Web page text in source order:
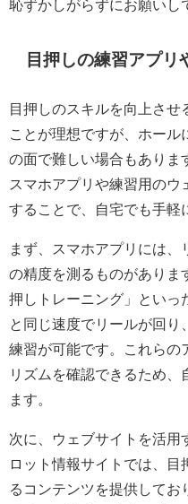
恥ずかしがらずにお願いし
目押しの練習アプリ
目押しのスキルを向上さ
ことが理想ですが、ホール
の面で難しい場合もありま
スマホアプリや練習用のウ
することで、自宅でも手軽
まず、スマホアプリには、
の精度を測るものがありま
押しトレーニング」といっ
と同じ速度でリールが回
練習が可能です。これらの
リズムを確認できるため、
ます。
次に、ウェブサイトを活用
ロット情報サイトでは、目
るコンテンツを提供してお